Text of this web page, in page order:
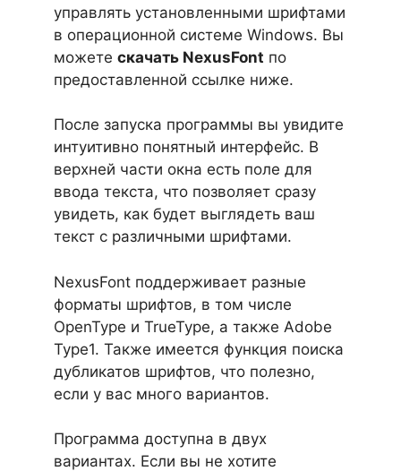
управлять установленными шрифтами
в операционной системе Windows. Вы
можете скачать NexusFont по
предоставленной ссылке ниже.
После запуска программы вы увидите
интуитивно понятный интерфейс. В
верхней части окна есть поле для
ввода текста, что позволяет сразу
увидеть, как будет выглядеть ваш
текст с различными шрифтами.
NexusFont поддерживает разные
форматы шрифтов, в том числе
OpenType и TrueType, а также Adobe
Type1. Также имеется функция поиска
дубликатов шрифтов, что полезно,
если у вас много вариантов.
Программа доступна в двух
вариантах. Если вы не хотите